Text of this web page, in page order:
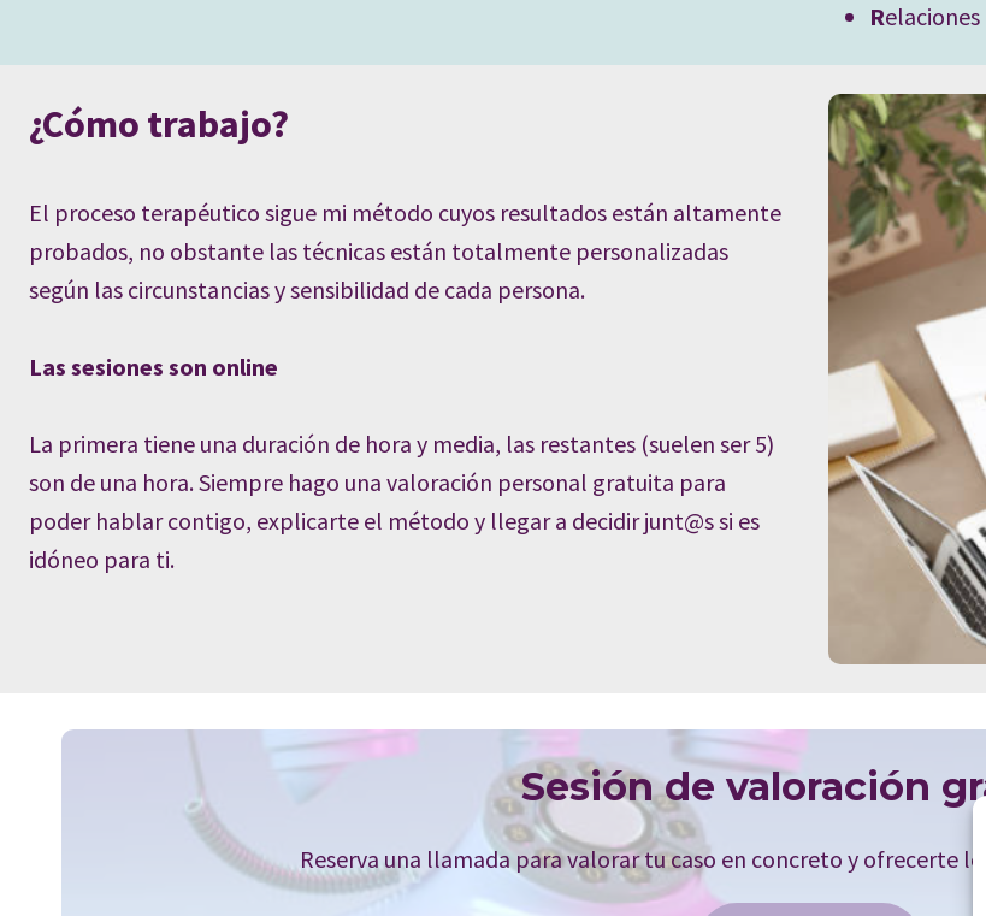
Relaciones
¿Cómo trabajo?
El proceso terapéutico sigue mi método cuyos resultados están altamente
probados, no obstante las técnicas están totalmente personalizadas
según las circunstancias y sensibilidad de cada persona.
Las sesiones son online
La primera tiene una duración de hora y media, las restantes (suelen ser 5)
son de una hora. Siempre hago una valoración personal gratuita para
poder hablar contigo, explicarte el método y llegar a decidir junt@s si es
idóneo para ti.
Sesión de valoración
Reserva una llamada para valorar tu caso en concreto y ofrecerte